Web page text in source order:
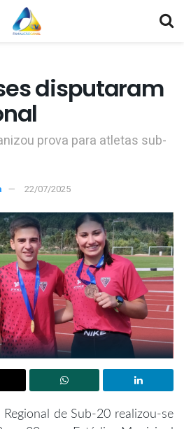
disputaram
prova para atletas sub-
22/07/2025
Regional de Sub-20 realizou-se